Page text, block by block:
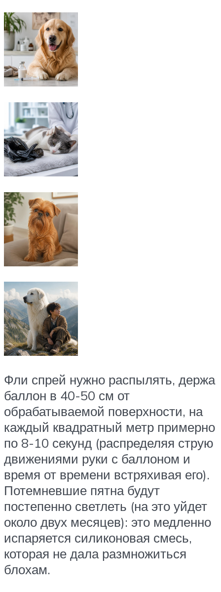
Фли спрей нужно распылять, держа
баллон в 40-50 см от
обрабатываемой поверхности, на
каждый квадратный метр примерно
по 8-10 секунд (распределяя струю
движениями руки с баллоном и
время от времени встряхивая его).
Потемневшие пятна будут
постепенно светлеть (на это уйдет
около двух месяцев): это медленно
испаряется силиконовая смесь,
которая не дала размножиться
блохам.